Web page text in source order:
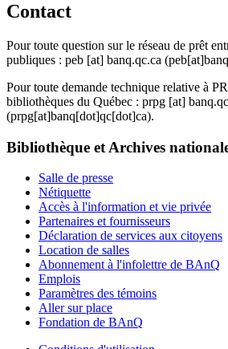
Contact
Pour toute question sur le réseau de prêt
publiques : peb [at] banq.qc.ca
Pour toute demande technique relative à
bibliothèques du Québec : prpg [at]
(prpg[at]banq[dot]qc[dot]ca).
Bibliothèque et Archives
Salle de presse
Nétiquette
Accès à l'information et vie privée
Partenaires et fournisseurs
Déclaration de services aux citoyens
Location de salles
Abonnement à l'infolettre de BAnQ
Emplois
Paramètres des témoins
Aller sur place
Fondation de BAnQ